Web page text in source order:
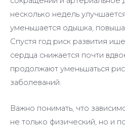
несколько недель
уменьшается одышка,
Спустя год риск развития
сердца снижается почти
продолжают уменьшаться
заболеваний.
Важно понимать, что
не только физический, но и